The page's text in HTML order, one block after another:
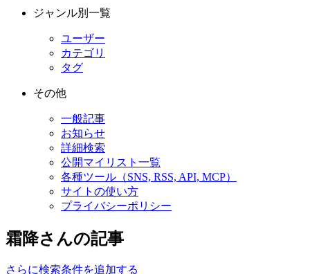
ジャンル別一覧
ユーザー
カテゴリ
タグ
その他
一般記事
お知らせ
詳細検索
公開マイリスト一覧
各種ツール（SNS, RSS, API, MCP）
サイトの使い方
プライバシーポリシー
霜降さんの記事
さらに検索条件を追加する